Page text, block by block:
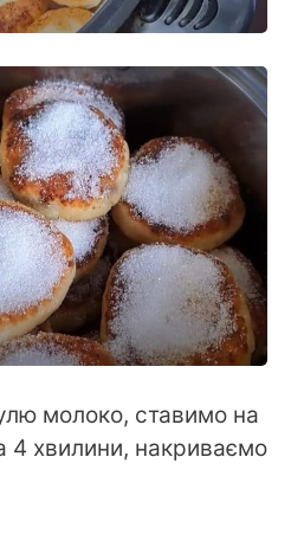
молоко, ставимо на
4 хвилини, накриваємо